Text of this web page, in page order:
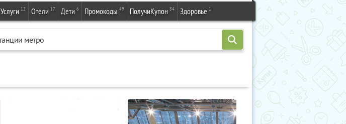
Услуги 12 Отели 17 Дети 6 Промокоды 49 ПолучиКупон 84 Здоровье 1